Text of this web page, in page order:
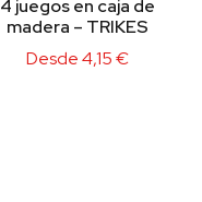
4 juegos en caja de
madera – TRIKES
Desde4,15€